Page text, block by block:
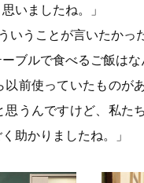
いましたね。」
うことが言いたかっ
ブルで食べるご飯はな
以前使っていたものが
うんですけど、私た
助かりましたね。」